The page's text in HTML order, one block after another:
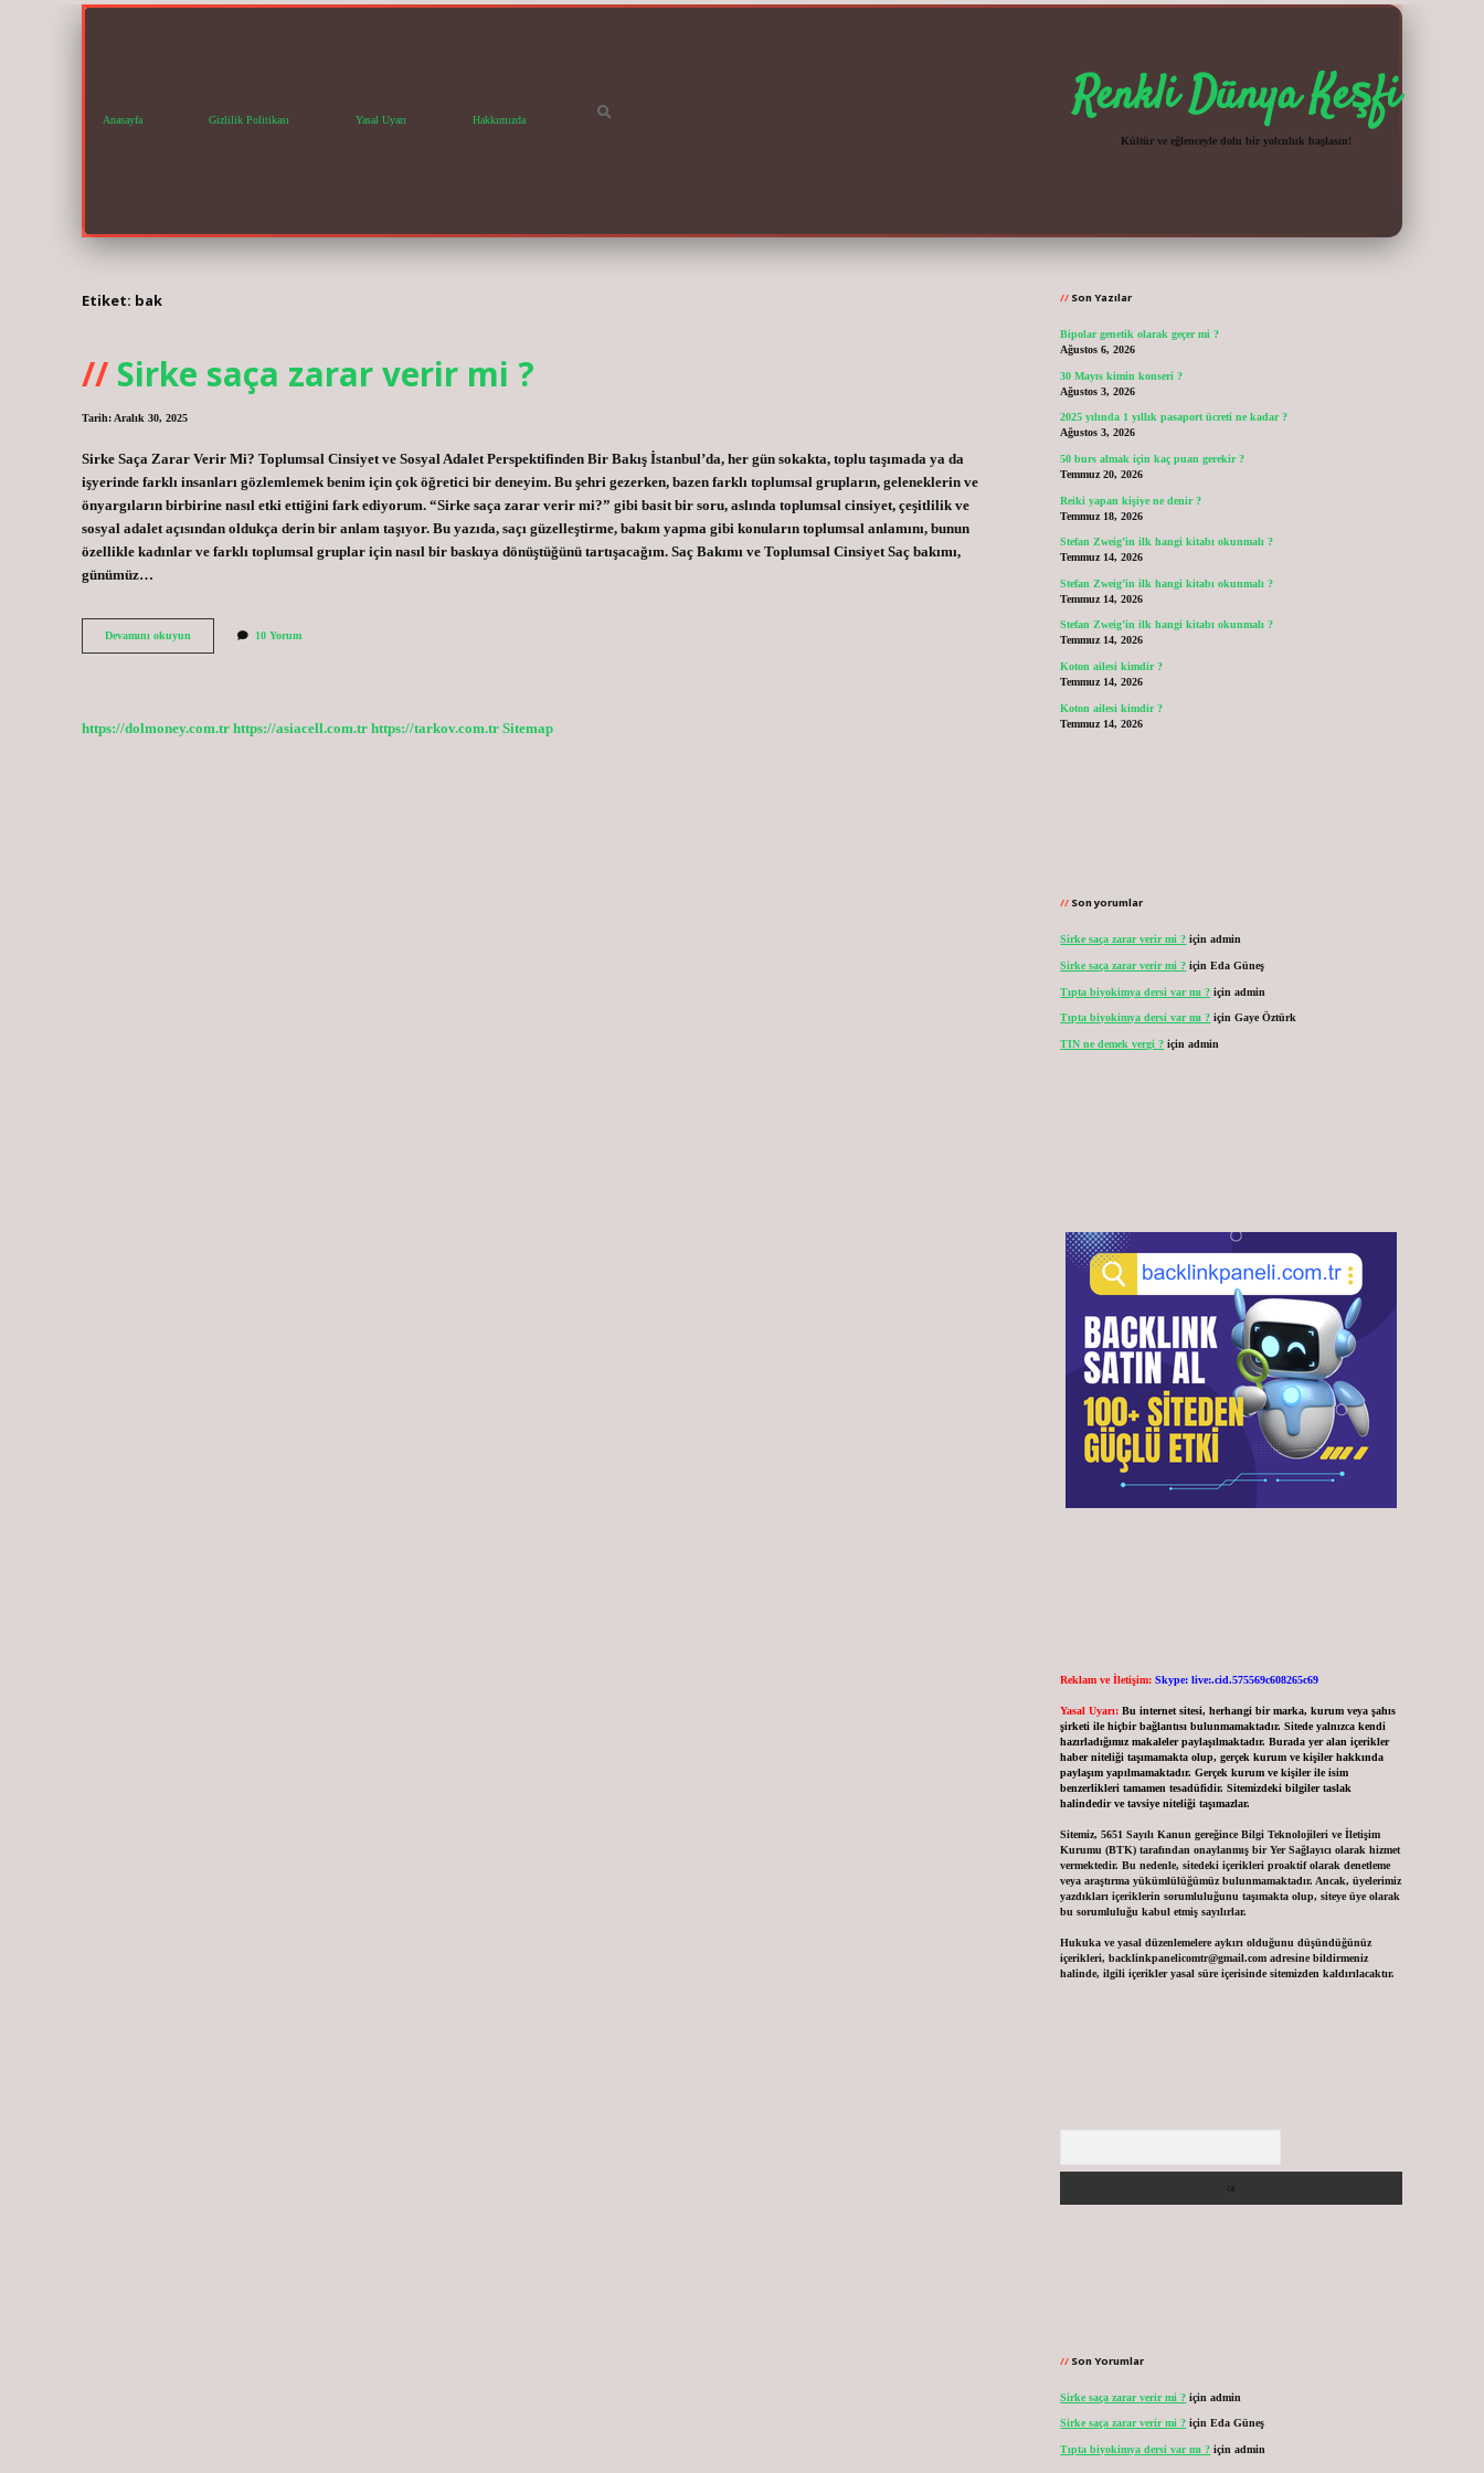
Anasayfa Gizlilik Politikası Yasal Uyarı Hakkımızda Renkli Dünya Keşfi
Kültür ve eğlenceyle dolu bir yolculuk başlasın!
Etiket: bak
Sirke saça zarar verir mi ?
Tarih: Aralık 30, 2025
Sirke Saça Zarar Verir Mi? Toplumsal Cinsiyet ve Sosyal Adalet Perspektifinden Bir Bakış İstanbul’da, her gün sokakta, toplu taşımada ya da
işyerinde farklı insanları gözlemlemek benim için çok öğretici bir deneyim. Bu şehri gezerken, bazen farklı toplumsal grupların, geleneklerin ve
önyargıların birbirine nasıl etki ettiğini fark ediyorum. “Sirke saça zarar verir mi?” gibi basit bir soru, aslında toplumsal cinsiyet, çeşitlilik ve
sosyal adalet açısından oldukça derin bir anlam taşıyor. Bu yazıda, saçı güzelleştirme, bakım yapma gibi konuların toplumsal anlamını, bunun
özellikle kadınlar ve farklı toplumsal gruplar için nasıl bir baskıya dönüştüğünü tartışacağım. Saç Bakımı ve Toplumsal Cinsiyet Saç bakımı,
günümüz…
Devamını okuyunSirke
saça
10 Yorum
https://dolmoney.com.tr https://asiacell.com.tr https://tarkov.com.tr Sitemap
Sidebar
Son Yazılar
Bipolar genetik olarak geçer mi ?
Ağustos 6, 2026
30 Mayıs kimin konseri ?
Ağustos 3, 2026
2025 yılında 1 yıllık pasaport ücreti ne kadar ?
Ağustos 3, 2026
50 burs almak için kaç puan gerekir ?
Temmuz 20, 2026
Reiki yapan kişiye ne denir ?
Temmuz 18, 2026
Stefan Zweig’in ilk hangi kitabı okunmalı ?
Temmuz 14, 2026
Stefan Zweig’in ilk hangi kitabı okunmalı ?
Temmuz 14, 2026
Stefan Zweig’in ilk hangi kitabı okunmalı ?
Temmuz 14, 2026
Koton ailesi kimdir ?
Temmuz 14, 2026
Koton ailesi kimdir ?
Temmuz 14, 2026
Son yorumlar
Sirke saça zarar verir mi ? içinadmin
Sirke saça zarar verir mi ? içinEda Güneş
Tıpta biyokimya dersi var mı ? içinadmin
Tıpta biyokimya dersi var mı ? içinGaye Öztürk
TIN ne demek vergi ? içinadmin
Reklam ve İletişim: Skype: live:.cid.575569c608265c69
Yasal Uyarı: Bu internet sitesi, herhangi bir marka, kurum veya şahıs
şirketi ile hiçbir bağlantısı bulunmamaktadır. Sitede yalnızca kendi
hazırladığımız makaleler paylaşılmaktadır. Burada yer alan içerikler
haber niteliği taşımamakta olup, gerçek kurum ve kişiler hakkında
paylaşım yapılmamaktadır. Gerçek kurum ve kişiler ile isim
benzerlikleri tamamen tesadüfidir. Sitemizdeki bilgiler taslak
halindedir ve tavsiye niteliği taşımazlar.
Sitemiz, 5651 Sayılı Kanun gereğince Bilgi Teknolojileri ve İletişim
Kurumu (BTK) tarafından onaylanmış bir Yer Sağlayıcı olarak hizmet
vermektedir. Bu nedenle, sitedeki içerikleri proaktif olarak denetleme
veya araştırma yükümlülüğümüz bulunmamaktadır. Ancak, üyelerimiz
yazdıkları içeriklerin sorumluluğunu taşımakta olup, siteye üye olarak
bu sorumluluğu kabul etmiş sayılırlar.
Hukuka ve yasal düzenlemelere aykırı olduğunu düşündüğünüz
içerikleri,backlinkpanelicomtr@gmail.com adresine bildirmeniz
halinde, ilgili içerikler yasal süre içerisinde sitemizden kaldırılacaktır.
Son Yorumlar
Sirke saça zarar verir mi ? içinadmin
Sirke saça zarar verir mi ? içinEda Güneş
Tıpta biyokimya dersi var mı ? içinadmin